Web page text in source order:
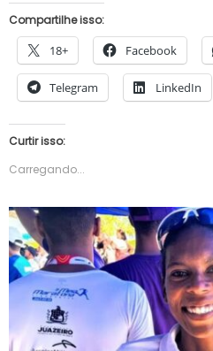
Compartilhe isso:
18+ Facebook
Telegram LinkedIn
Curtir isso:
Carregando...